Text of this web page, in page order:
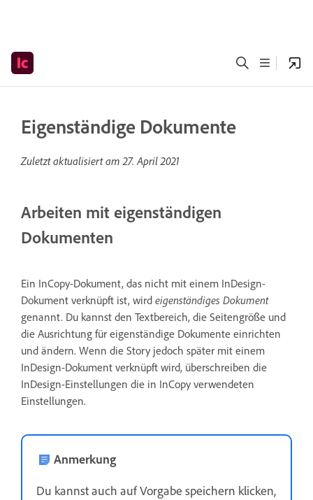
Eigenständige Dokumente
Zuletzt aktualisiert am27. April 2021
Arbeiten mit eigenständigen
Dokumenten
Ein InCopy-Dokument, das nicht mit einem InDesign-
Dokument verknüpft ist, wird eigenständiges Dokument
genannt. Du kannst den Textbereich, die Seitengröße und
die Ausrichtung für eigenständige Dokumente einrichten
und ändern. Wenn die Story jedoch später mit einem
InDesign-Dokument verknüpft wird, überschreiben die
InDesign-Einstellungen die in InCopy verwendeten
Einstellungen.
Anmerkung
Du kannst auch auf Vorgabe speichern klicken,